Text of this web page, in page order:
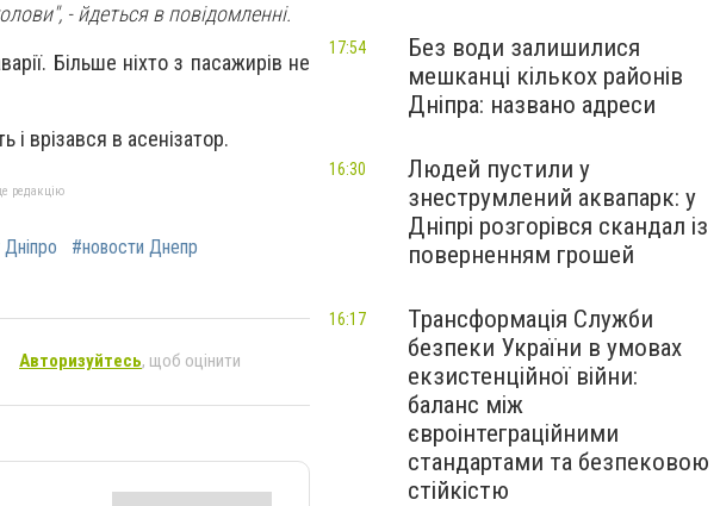
- йдеться в повідомленні.
Більше ніхто з пасажирів не
врізався в асенізатор.
редакцію
#новости Днепр
Авторизуйтесь, щоб оцінити
Без води залишилися
мешканці кількох районів
Дніпра: названо адреси
17:54
Людей пустили у
знеструмлений аквапарк: у
Дніпрі розгорівся скандал із
поверненням грошей
16:30
Трансформація Служби
безпеки України в умовах
екзистенційної війни:
баланс між
євроінтеграційними
стандартами та безпековою
стійкістю
16:17